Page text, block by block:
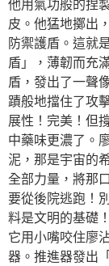
他用氣功般的捏
皮。他猛地擲出
防禦護盾。這就
盾」，薄韌而充
盾，發出了一聲
蹟般地擋住了攻
展性！完美！但
中藥味更濃了。
泥，那是宇宙的
全部力量，將那
要從後院逃跑！
料是文明的基礎
它用小嘴咬住廖
器。推進器發出